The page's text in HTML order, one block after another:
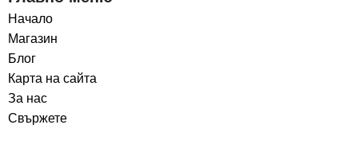
Начало
Магазин
Блог
Карта на сайта
За нас
Свържете